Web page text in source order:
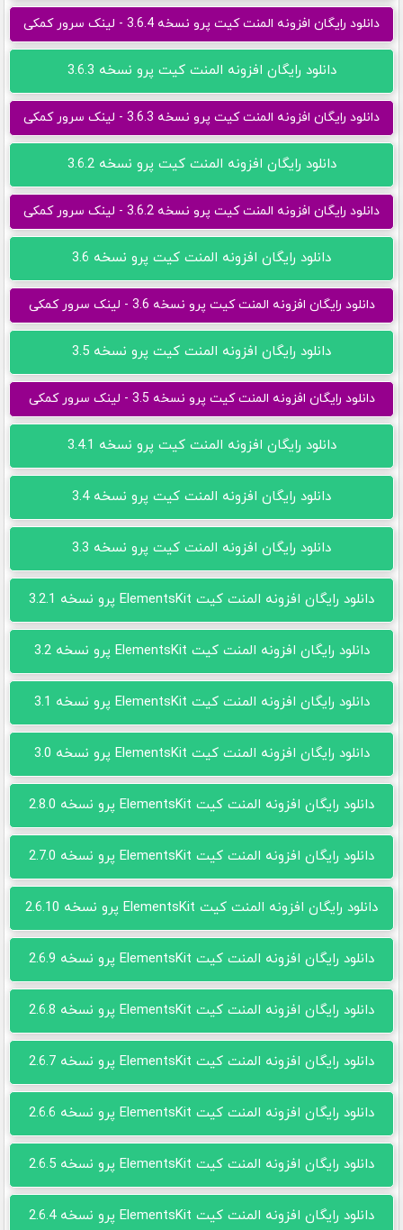
دانلود رایگان افزونه المنت کیت پرو نسخه 3.6.4 - لینک سرور کمکی
دانلود رایگان افزونه المنت کیت پرو نسخه 3.6.3
دانلود رایگان افزونه المنت کیت پرو نسخه 3.6.3 - لینک سرور کمکی
دانلود رایگان افزونه المنت کیت پرو نسخه 3.6.2
دانلود رایگان افزونه المنت کیت پرو نسخه 3.6.2 - لینک سرور کمکی
دانلود رایگان افزونه المنت کیت پرو نسخه 3.6
دانلود رایگان افزونه المنت کیت پرو نسخه 3.6 - لینک سرور کمکی
دانلود رایگان افزونه المنت کیت پرو نسخه 3.5
دانلود رایگان افزونه المنت کیت پرو نسخه 3.5 - لینک سرور کمکی
دانلود رایگان افزونه المنت کیت پرو نسخه 3.4.1
دانلود رایگان افزونه المنت کیت پرو نسخه 3.4
دانلود رایگان افزونه المنت کیت پرو نسخه 3.3
دانلود رایگان افزونه المنت کیت ElementsKit پرو نسخه 3.2.1
دانلود رایگان افزونه المنت کیت ElementsKit پرو نسخه 3.2
دانلود رایگان افزونه المنت کیت ElementsKit پرو نسخه 3.1
دانلود رایگان افزونه المنت کیت ElementsKit پرو نسخه 3.0
دانلود رایگان افزونه المنت کیت ElementsKit پرو نسخه 2.8.0
دانلود رایگان افزونه المنت کیت ElementsKit پرو نسخه 2.7.0
دانلود رایگان افزونه المنت کیت ElementsKit پرو نسخه 2.6.10
دانلود رایگان افزونه المنت کیت ElementsKit پرو نسخه 2.6.9
دانلود رایگان افزونه المنت کیت ElementsKit پرو نسخه 2.6.8
دانلود رایگان افزونه المنت کیت ElementsKit پرو نسخه 2.6.7
دانلود رایگان افزونه المنت کیت ElementsKit پرو نسخه 2.6.6
دانلود رایگان افزونه المنت کیت ElementsKit پرو نسخه 2.6.5
دانلود رایگان افزونه المنت کیت ElementsKit پرو نسخه 2.6.4